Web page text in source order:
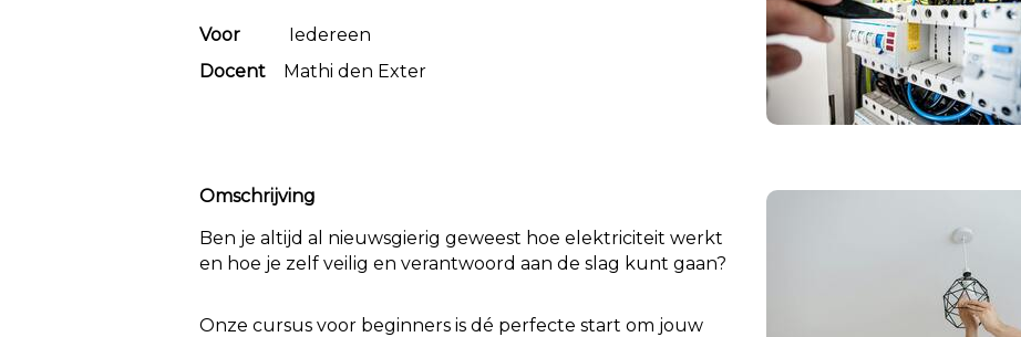
Voor Iedereen
Docent Mathi den Exter
Omschrijving
Ben je altijd al nieuwsgierig geweest hoe elektriciteit werkt
en hoe je zelf veilig en verantwoord aan de slag kunt gaan?
Onze cursus voor beginners is dé perfecte start om jouw